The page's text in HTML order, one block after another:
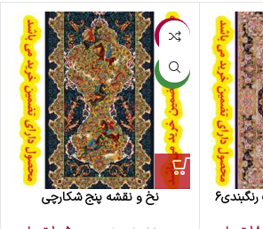
-3%
جدید
نخ و نقشه پنج شکارچی